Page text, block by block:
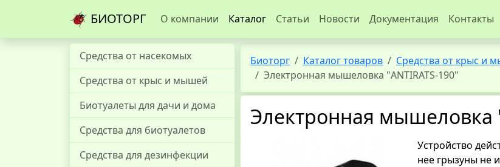
БИОТОРГ О компании Каталог Статьи Новости Документация Контакты
Средства от насекомых
Средства от крыс и мышей
Биотуалеты для дачи и дома
Средства для биотуалетов
Средства для дезинфекции
Биоторг Каталог товаров Средства от крыс и
Электронная мышеловка "ANTIRATS-190"
Электронная мышеловка
Устройство
нее грызуны не